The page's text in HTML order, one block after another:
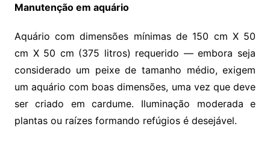
Manutenção em aquário
Aquário com dimensões mínimas de 150 cm X 50
cm X 50 cm (375 litros) requerido — embora seja
considerado um peixe de tamanho médio, exigem
um aquário com boas dimensões, uma vez que deve
ser criado em cardume. Iluminação moderada e
plantas ou raízes formando refúgios é desejável.